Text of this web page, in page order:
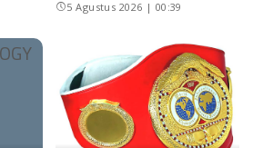
5 Agustus 2026 | 00:39